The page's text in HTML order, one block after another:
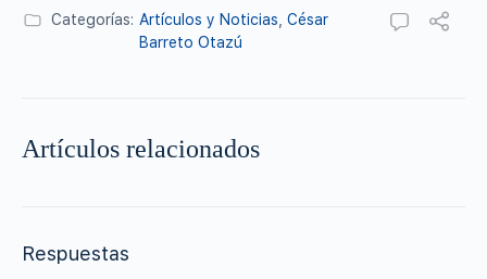
Categorías: Artículos y Noticias, César
Barreto Otazú
Artículos relacionados
Respuestas